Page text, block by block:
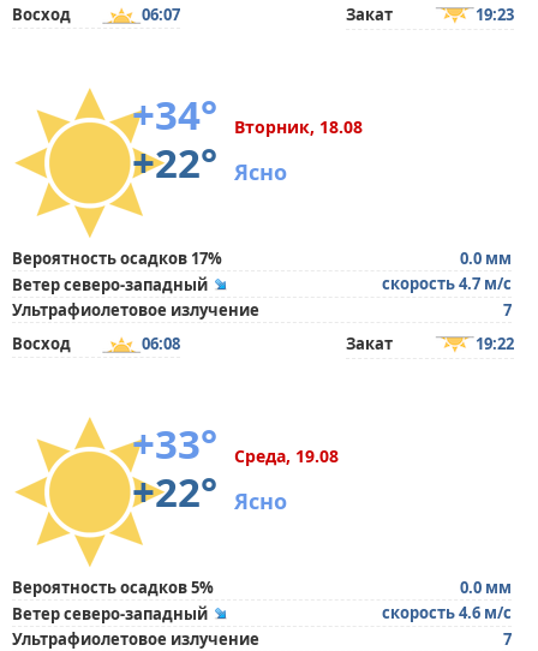
Восход
06:07 Закат 19:23
+34°
+22°
Вторник, 18.08
Ясно
Вероятность осадков 17%
0.0 мм
Ветер северо-западный
скорость 4.7 м/с
Ультрафиолетовое излучение
7
Восход
06:08 Закат 19:22
+33°
+22°
Среда, 19.08
Ясно
Вероятность осадков 5%
0.0 мм
Ветер северо-западный
скорость 4.6 м/с
Ультрафиолетовое излучение
7